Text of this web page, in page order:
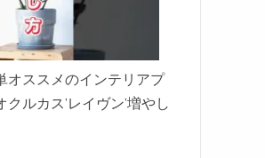
オススメのインテリアプ
ルカス’レイヴン’増やし